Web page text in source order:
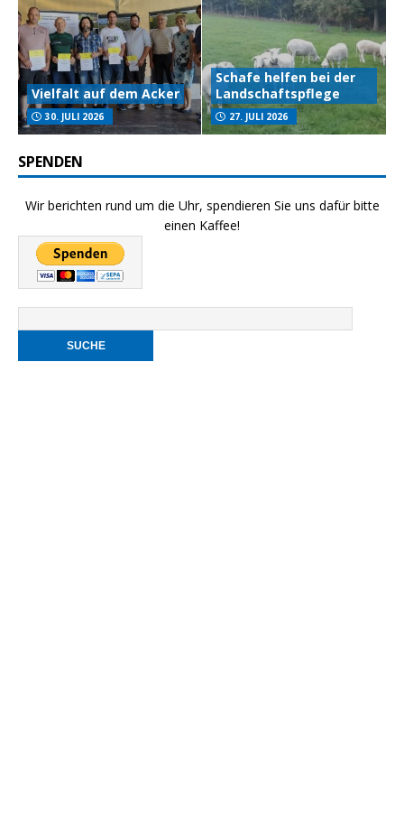
Vielfalt auf dem Acker
30. JULI 2026
Schafe helfen bei der
Landschaftspflege
27. JULI 2026
SPENDEN
Wir berichten rund um die Uhr, spendieren Sie uns dafür bitte
einen Kaffee!